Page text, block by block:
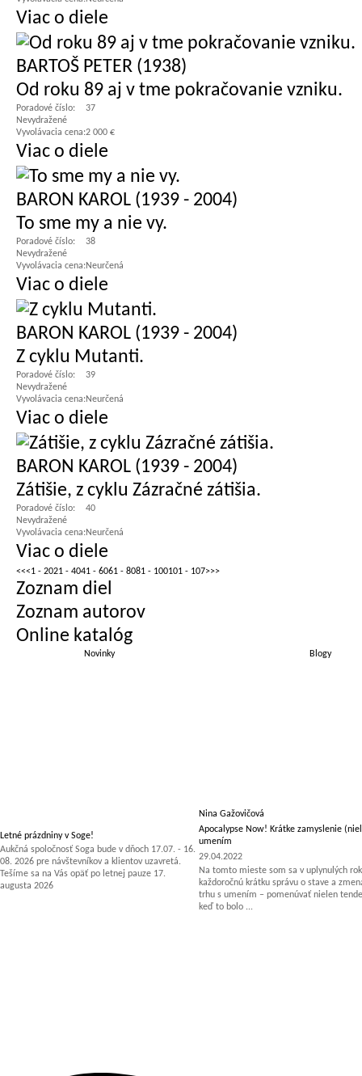
Viac o diele
BARTOŠ PETER (1938)
Od roku 89 aj v tme pokračovanie vzniku.
Poradové číslo:
37
Nevydražené
Vyvolávacia cena:2 000 €
Viac o diele
BARON KAROL (1939 - 2004)
To sme my a nie vy.
Poradové číslo:
38
Nevydražené
Vyvolávacia cena:Neurčená
Viac o diele
BARON KAROL (1939 - 2004)
Z cyklu Mutanti.
Poradové číslo:
39
Nevydražené
Vyvolávacia cena:Neurčená
Viac o diele
BARON KAROL (1939 - 2004)
Zátišie, z cyklu Zázračné zátišia.
Poradové číslo:
40
Nevydražené
Vyvolávacia cena:Neurčená
Viac o diele
<<<1 - 2021 - 4041 - 6061 - 8081 - 100101 - 107>>>
Zoznam diel
Zoznam autorov
Online katalóg
Novinky Blogy
Letné prázdniny v Soge!
Aukčná spoločnosť Soga bude v dňoch 17.07. - 16.
08. 2026 pre návštevníkov a klientov uzavretá.
Tešíme sa na Vás opäť po letnej pauze 17.
augusta 2026
Nina Gažovičová
Apocalypse Now! Krátke zamyslenie
umením
29.04.2022
Na tomto mieste som sa v uplynulých
každoročnú krátku správu o stave a
trhu s umením – pomenúvať nielen
keď to bolo ...